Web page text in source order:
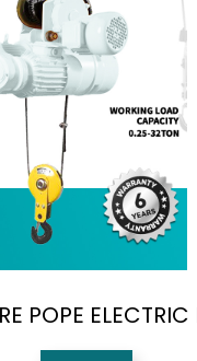
POPE ELECTRIC